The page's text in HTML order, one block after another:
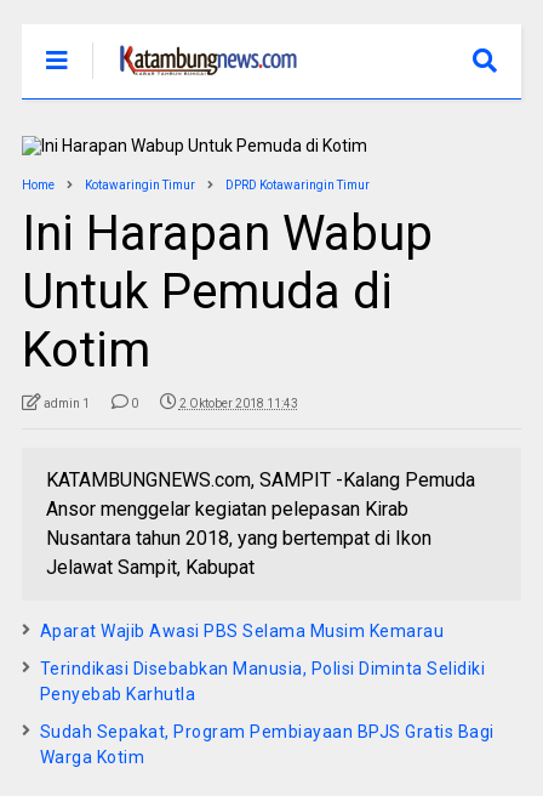
Home Kotawaringin Timur DPRD Kotawaringin Timur
Ini Harapan Wabup
Untuk Pemuda di
Kotim
admin 1 0 2 Oktober 2018 11:43
KATAMBUNGNEWS.com, SAMPIT -Kalang Pemuda
Ansor menggelar kegiatan pelepasan Kirab
Nusantara tahun 2018, yang bertempat di Ikon
Jelawat Sampit, Kabupat
Aparat Wajib Awasi PBS Selama Musim Kemarau
Terindikasi Disebabkan Manusia, Polisi Diminta Selidiki
Penyebab Karhutla
Sudah Sepakat, Program Pembiayaan BPJS Gratis Bagi
Warga Kotim